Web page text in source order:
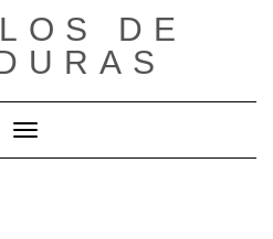
DE
Cambiar modo de navegación